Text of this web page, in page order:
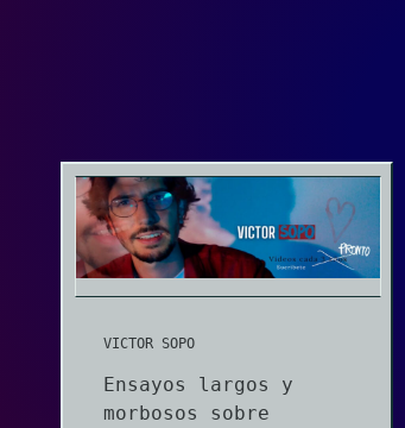
VICTOR SOPO
Ensayos largos y
morbosos sobre